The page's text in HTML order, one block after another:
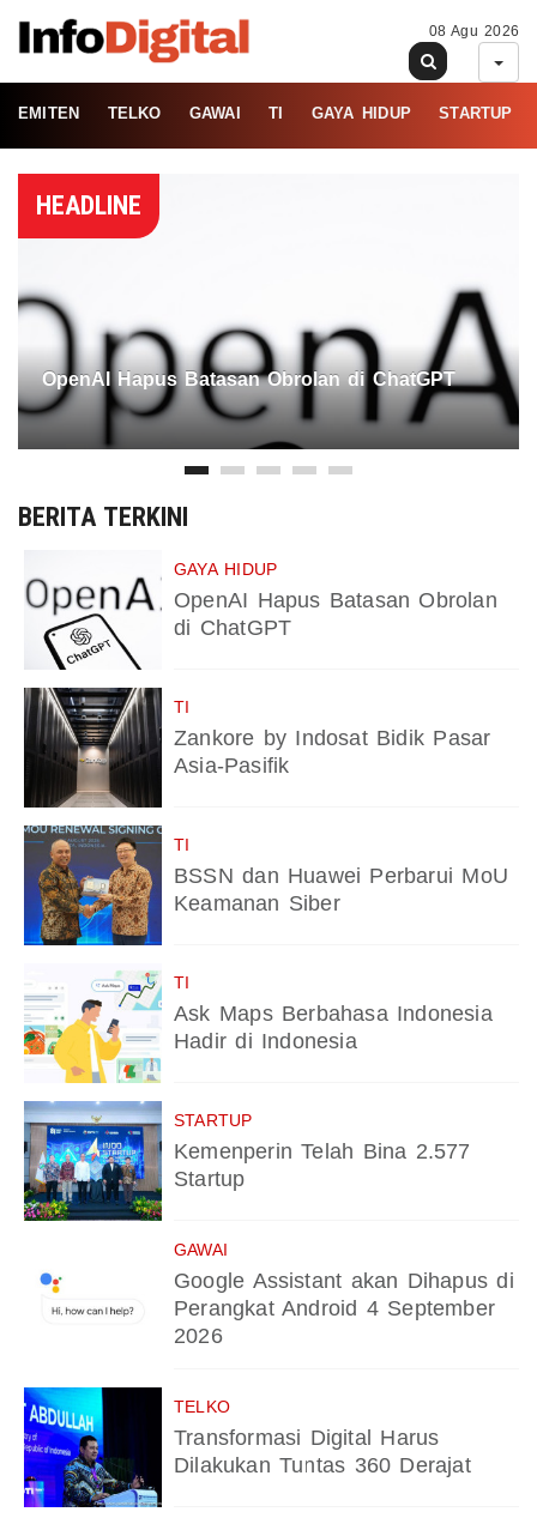
08 Agu 2026
EMITEN TELKO GAWAI TI GAYA HIDUP STARTUP
HEADLINE
OpenAI Hapus Batasan Obrolan di ChatGPT
BERITA TERKINI
GAYA HIDUP
OpenAI Hapus Batasan Obrolan
di ChatGPT
TI
Zankore by Indosat Bidik Pasar
Asia-Pasifik
TI
BSSN dan Huawei Perbarui MoU
Keamanan Siber
TI
Ask Maps Berbahasa Indonesia
Hadir di Indonesia
STARTUP
Kemenperin Telah Bina 2.577
Startup
GAWAI
Google Assistant akan Dihapus di
Perangkat Android 4 September
2026
TELKO
Transformasi Digital Harus
Dilakukan Tuntas 360 Derajat